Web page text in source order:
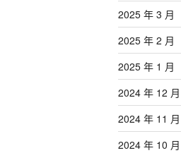
2025 年 3 月
2025 年 2 月
2025 年 1 月
2024 年 12 月
2024 年 11 月
2024 年 10 月